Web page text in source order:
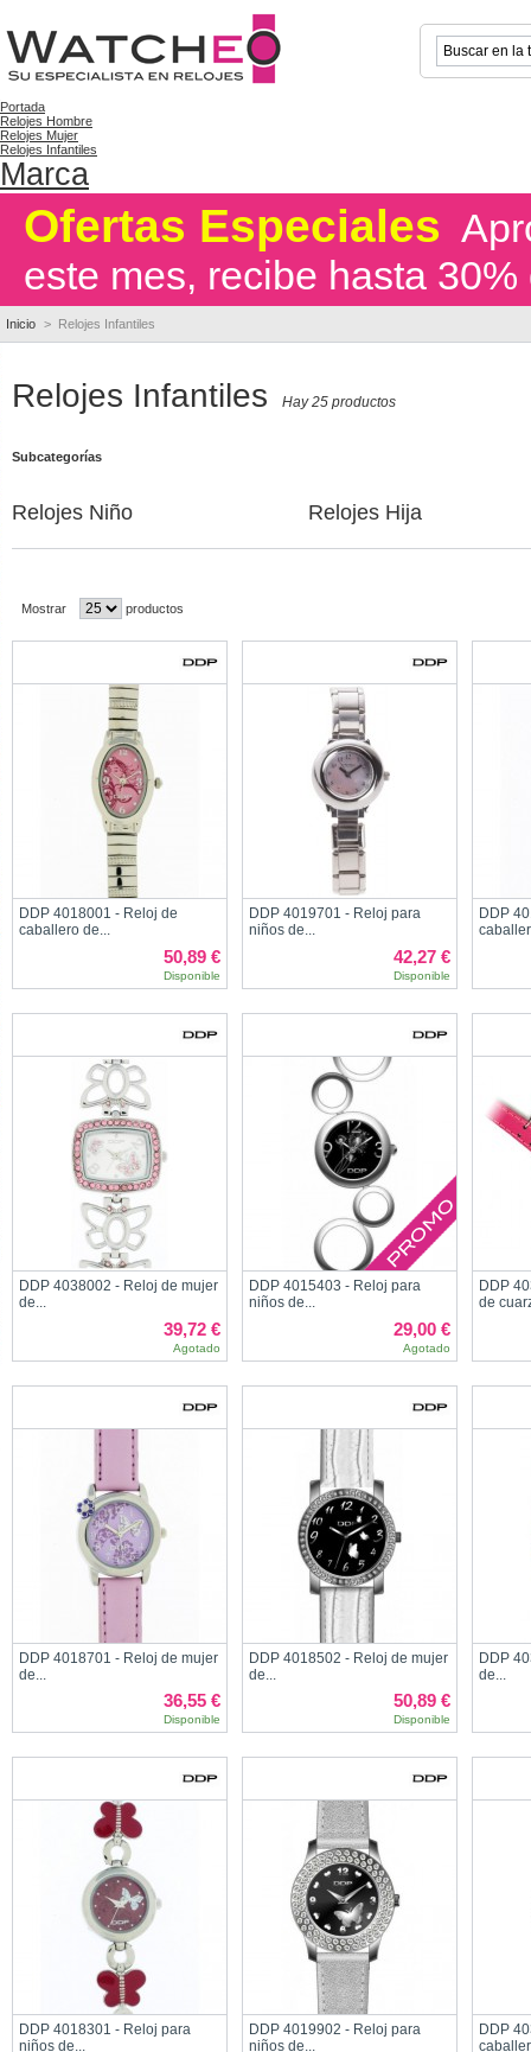
Portada
Relojes Hombre
Relojes Mujer
Relojes Infantiles
Marca
Ofertas Especiales
este mes, recibe hasta
Inicio > Relojes Infantiles
Relojes Infantiles Hay 25 productos
Subcategorías
Relojes Niño Relojes Hija
Mostrar productos
DDP 4018001 - Reloj de
caballero de...
50,89 €
Disponible
DDP 4019701 - Reloj para
niños de...
42,27 €
Disponible
DDP
DDP 4038002 - Reloj de mujer
de...
39,72 €
Agotado
DDP 4015403 - Reloj para
niños de...
29,00 €
Agotado
DDP
de
DDP 4018701 - Reloj de mujer
de...
36,55 €
Disponible
DDP 4018502 - Reloj de mujer
de...
50,89 €
Disponible
DDP
de...
DDP 4018301 - Reloj para
niños de...
DDP 4019902 - Reloj para
niños de...
DDP